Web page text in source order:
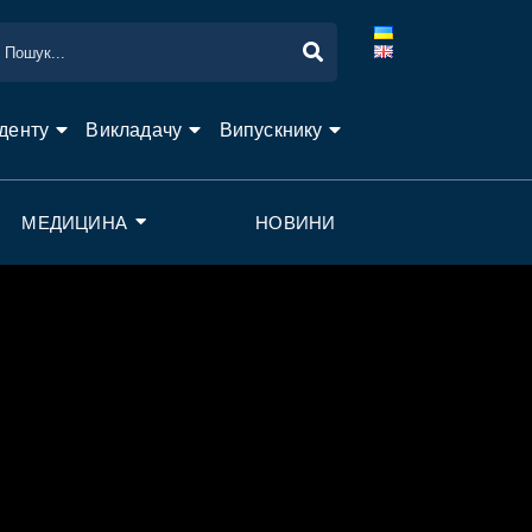
Викладачу Випускнику
МЕДИЦИНА НОВИНИ